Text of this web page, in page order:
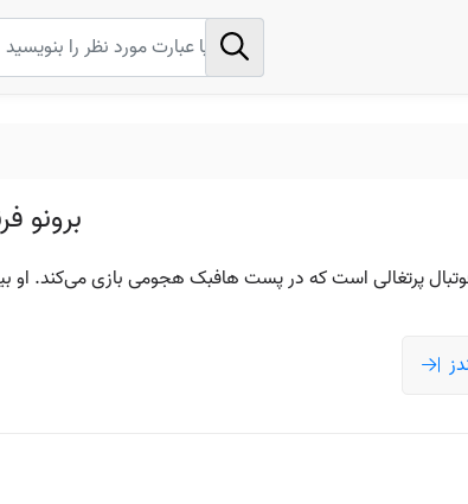
برونو
فوتبال پرتغالی است که در پست هافبک هجومی بازی می‌کند. او